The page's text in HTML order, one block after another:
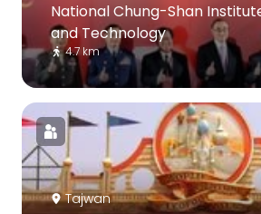
National Chung-Shan
and Technology
4.7 km
Tajwan